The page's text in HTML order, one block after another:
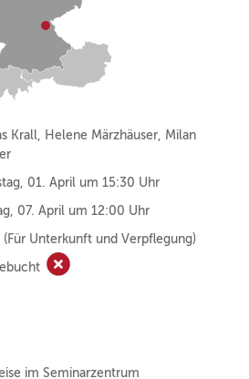
Krall, Helene Märzhäuser, Milan
01. April um 15:30 Uhr
07. April um 12:00 Uhr
(Für Unterkunft und Verpflegung)
Ausgebucht
im Seminarzentrum